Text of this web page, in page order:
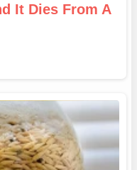
It Dies From A